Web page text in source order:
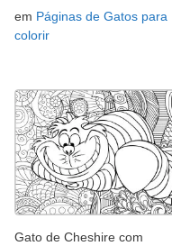
em Páginas de Gatos para
colorir
Gato de Cheshire com